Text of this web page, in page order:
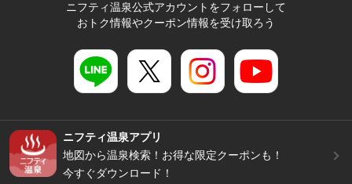
ニフティ温泉公式アカウントをフォローして
おトク情報やクーポン情報を受け取ろう
ニフティ温泉アプリ
地図から温泉検索！お得な限定クーポンも！
今すぐダウンロード！